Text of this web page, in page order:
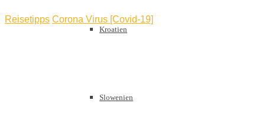
Kroatien
Slowenien
Reisetipps Corona Virus [Covid-19]